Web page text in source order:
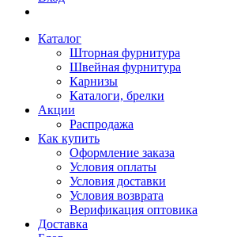
Каталог
Шторная фурнитура
Швейная фурнитура
Карнизы
Каталоги, брелки
Акции
Распродажа
Как купить
Оформление заказа
Условия оплаты
Условия доставки
Условия возврата
Верификация оптовика
Доставка